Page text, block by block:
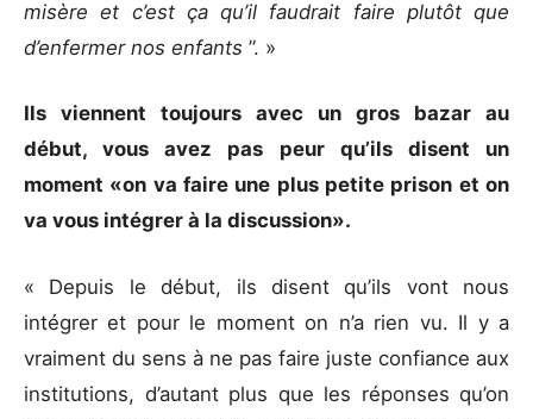
misère et c’est ça qu’il faudrait faire plutôt que
d’enfermer nos enfants ”. »
Ils viennent toujours avec un gros bazar au
début, vous avez pas peur qu’ils disent un
moment «on va faire une plus petite prison et on
va vous intégrer à la discussion».
« Depuis le début, ils disent qu’ils vont nous
intégrer et pour le moment on n’a rien vu. Il y a
vraiment du sens à ne pas faire juste confiance aux
institutions, d’autant plus que les réponses qu’on